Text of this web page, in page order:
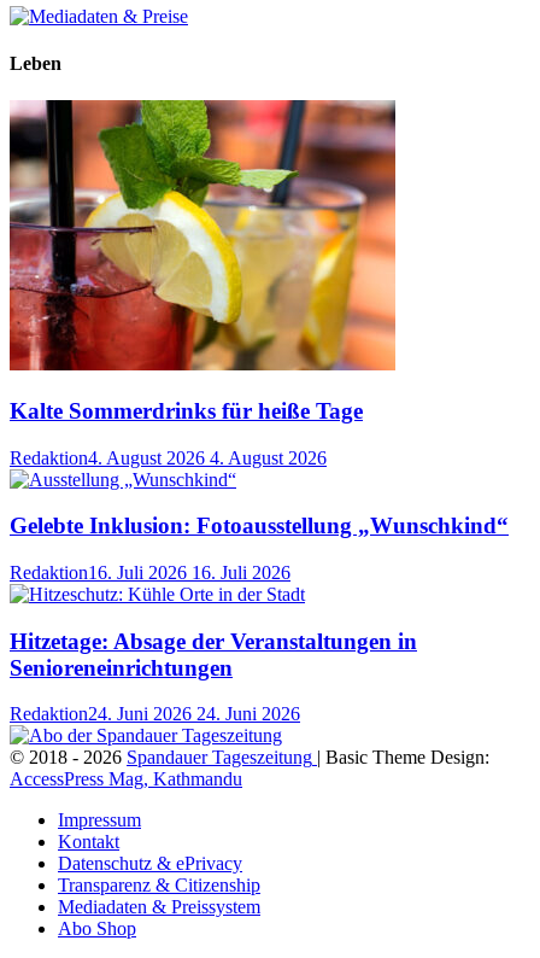
Leben
Kalte Sommerdrinks für heiße Tage
Redaktion4. August 2026 4. August 2026
Gelebte Inklusion: Fotoausstellung „Wunschkind“
Redaktion16. Juli 2026 16. Juli 2026
Hitzetage: Absage der Veranstaltungen in
Senioreneinrichtungen
Redaktion24. Juni 2026 24. Juni 2026
© 2018 - 2026 Spandauer Tageszeitung | Basic Theme Design:
AccessPress Mag, Kathmandu
Impressum
Kontakt
Datenschutz & ePrivacy
Transparenz & Citizenship
Mediadaten & Preissystem
Abo Shop